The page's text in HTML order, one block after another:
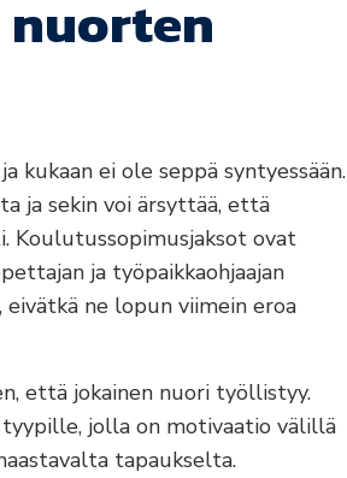
nuorten
kukaan ei ole seppä syntyessään.
ja sekin voi ärsyttää, että
Koulutussopimusjaksot ovat
ja työpaikkaohjaajan
ne lopun viimein eroa
että jokainen nuori työllistyy.
jolla on motivaatio välillä
tapaukselta.